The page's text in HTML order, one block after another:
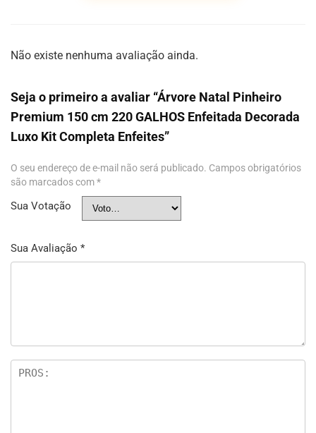
Não existe nenhuma avaliação ainda.
Seja o primeiro a avaliar “Árvore Natal Pinheiro
Premium 150 cm 220 GALHOS Enfeitada Decorada
Luxo Kit Completa Enfeites”
O seu endereço de e-mail não será publicado. Campos obrigatórios
são marcados com*
Sua Votação
Sua Avaliação *